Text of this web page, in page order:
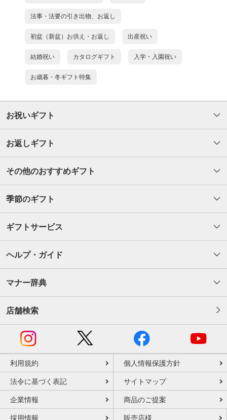
法事・法要の引き出物、お返し
初盆（新盆）お供え・お返し 出産祝い
結婚祝い カタログギフト 入学・入園祝い
お歳暮・冬ギフト特集
お祝いギフト
お返しギフト
その他のおすすめギフト
季節のギフト
ギフトサービス
ヘルプ・ガイド
マナー辞典
店舗検索
利用規約 個人情報保護方針
法令に基づく表記 サイトマップ
企業情報 商品のご提案
採用情報 販売店様